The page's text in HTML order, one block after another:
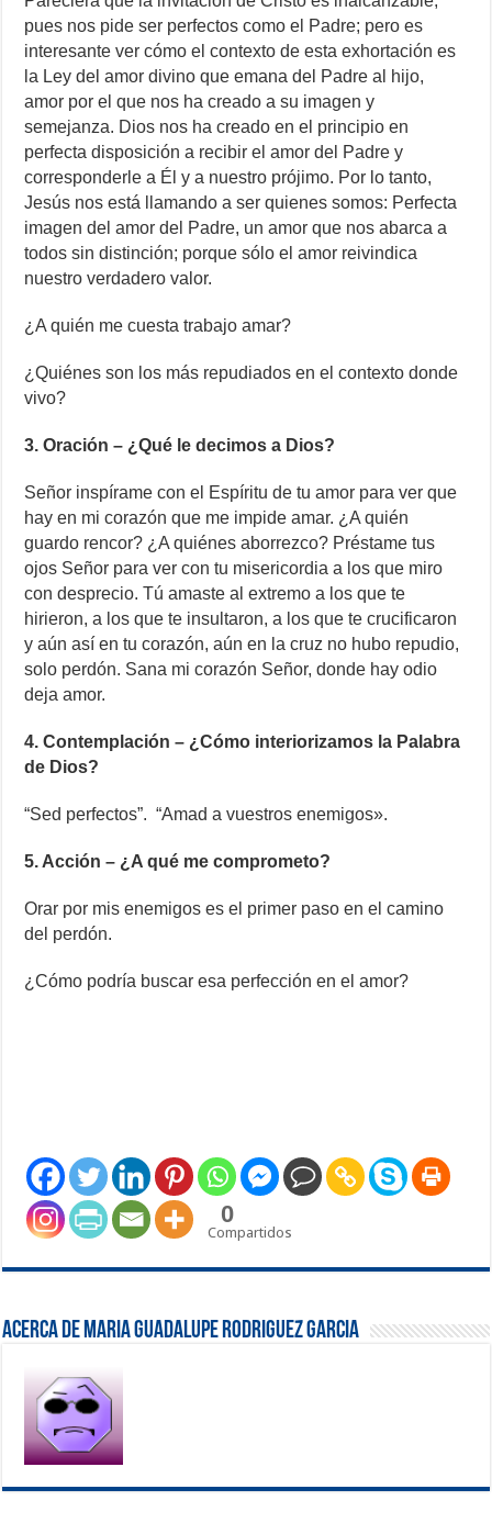
pues nos pide ser perfectos como el Padre; pero es
interesante ver cómo el contexto de esta exhortación es
la Ley del amor divino que emana del Padre al hijo,
amor por el que nos ha creado a su imagen y
semejanza. Dios nos ha creado en el principio en
perfecta disposición a recibir el amor del Padre y
corresponderle a Él y a nuestro prójimo. Por lo tanto,
Jesús nos está llamando a ser quienes somos: Perfecta
imagen del amor del Padre, un amor que nos abarca a
todos sin distinción; porque sólo el amor reivindica
nuestro verdadero valor.
¿A quién me cuesta trabajo amar?
¿Quiénes son los más repudiados en el contexto donde
vivo?
3. Oración – ¿Qué le decimos a Dios?
Señor inspírame con el Espíritu de tu amor para ver que
hay en mi corazón que me impide amar. ¿A quién
guardo rencor? ¿A quiénes aborrezco? Préstame tus
ojos Señor para ver con tu misericordia a los que miro
con desprecio. Tú amaste al extremo a los que te
hirieron, a los que te insultaron, a los que te crucificaron
y aún así en tu corazón, aún en la cruz no hubo repudio,
solo perdón. Sana mi corazón Señor, donde hay odio
deja amor.
4. Contemplación – ¿Cómo interiorizamos la Palabra
de Dios?
“Sed perfectos”. “Amad a vuestros enemigos».
5. Acción – ¿A qué me comprometo?
Orar por mis enemigos es el primer paso en el camino
del perdón.
¿Cómo podría buscar esa perfección en el amor?
0
Compartidos
Acerca de Maria Guadalupe Rodriguez Garcia